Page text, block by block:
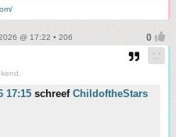
@ 17:22 • 206
17:15 schreef ChildoftheStars